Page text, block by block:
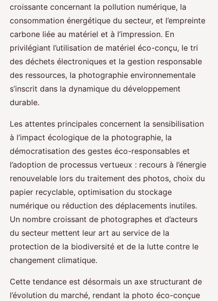
croissante concernant la pollution numérique, la
consommation énergétique du secteur, et l’empreinte
carbone liée au matériel et à l’impression. En
privilégiant l’utilisation de matériel éco-conçu, le tri
des déchets électroniques et la gestion responsable
des ressources, la photographie environnementale
s’inscrit dans la dynamique du développement
durable.
Les attentes principales concernent la sensibilisation
à l’impact écologique de la photographie, la
démocratisation des gestes éco-responsables et
l’adoption de processus vertueux : recours à l’énergie
renouvelable lors du traitement des photos, choix du
papier recyclable, optimisation du stockage
numérique ou réduction des déplacements inutiles.
Un nombre croissant de photographes et d’acteurs
du secteur mettent leur art au service de la
protection de la biodiversité et de la lutte contre le
changement climatique.
Cette tendance est désormais un axe structurant de
l’évolution du marché, rendant la photo éco-conçue